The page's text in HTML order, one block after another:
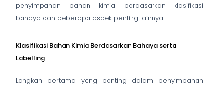
penyimpanan bahan kimia berdasarkan klasifikasi
bahaya dan beberapa aspek penting lainnya.
Klasifikasi Bahan Kimia Berdasarkan Bahaya serta
Labelling
Langkah pertama yang penting dalam penyimpanan